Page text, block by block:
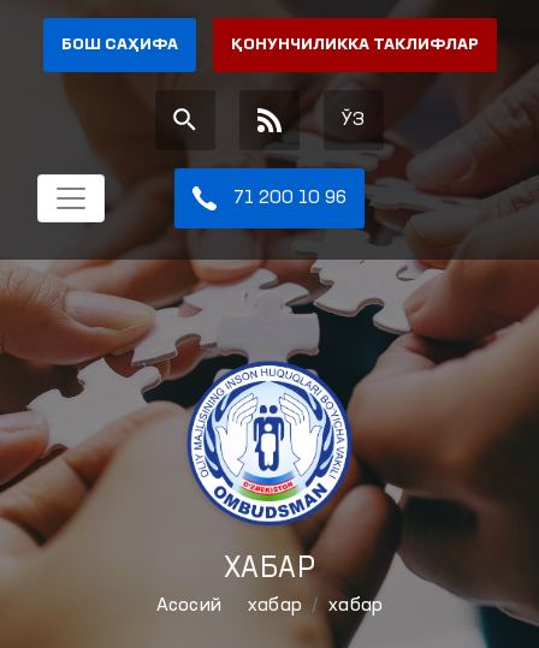
БОШ САҲИФА ҚОНУНЧИЛИККА ТАКЛИФЛАР
ЎЗ
71 200 10 96
ХАБАР
Aсосий хабар хабар